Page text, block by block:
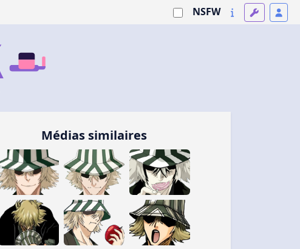
NSFW
Médias similaires